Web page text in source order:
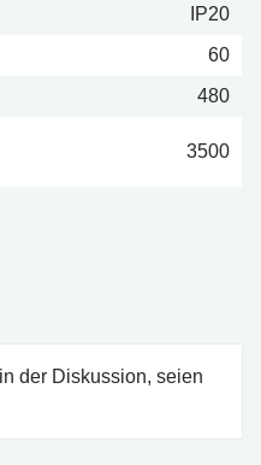
IP20
60
480
3500
der Diskussion, seien